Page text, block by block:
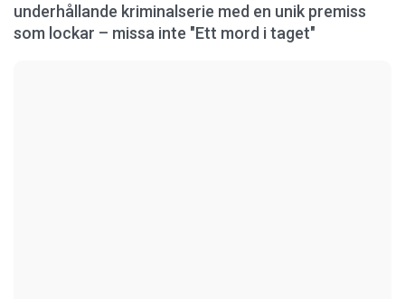
underhållande kriminalserie med en unik premiss
som lockar – missa inte "Ett mord i taget"